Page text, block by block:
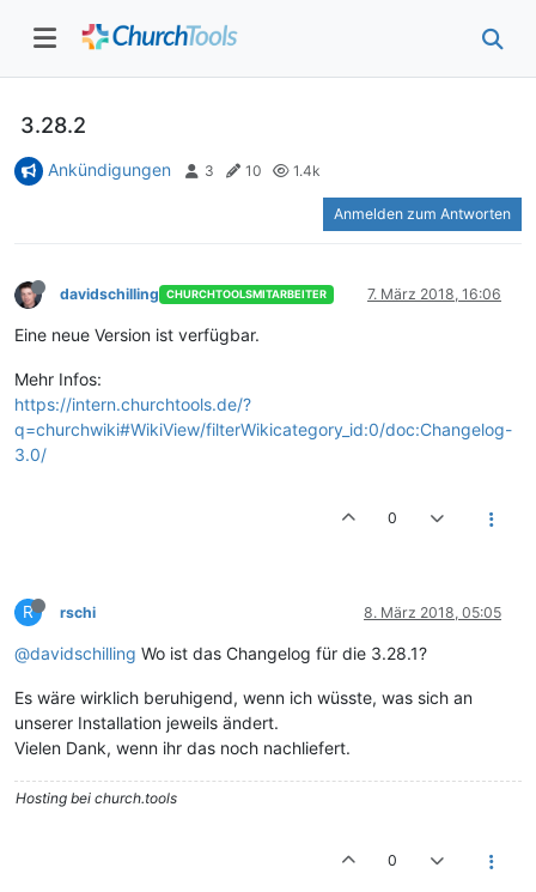
3.28.2
Ankündigungen 3 10 1.4k
Anmelden zum Antworten
davidschilling CHURCHTOOLSMITARBEITER 7. März 2018, 16:06
Eine neue Version ist verfügbar.
Mehr Infos:
https://intern.churchtools.de/?
q=churchwiki#WikiView/filterWikicategory_id:0/doc:Changelog-
3.0/
0
R rschi 8. März 2018, 05:05
@davidschilling Wo ist das Changelog für die 3.28.1?
Es wäre wirklich beruhigend, wenn ich wüsste, was sich an
unserer Installation jeweils ändert.
Vielen Dank, wenn ihr das noch nachliefert.
Hosting bei church.tools
0